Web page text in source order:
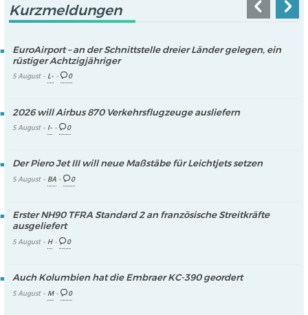
Kurzmeldungen
EuroAirport – an der Schnittstelle dreier Länder gelegen, ein
rüstiger Achtzigjähriger
5 August - L-- 0
2026 will Airbus 870 Verkehrsflugzeuge ausliefern
5 August - I-- 0
Der Piero Jet III will neue Maßstäbe für Leichtjets setzen
5 August - BA- 0
Erster NH90 TFRA Standard 2 an französische Streitkräfte
ausgeliefert
5 August - H- 0
Auch Kolumbien hat die Embraer KC-390 geordert
5 August -M- 0